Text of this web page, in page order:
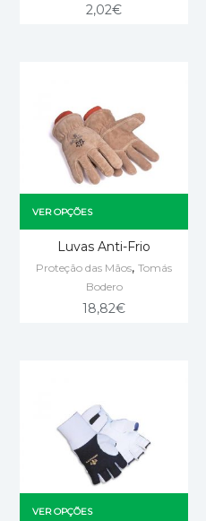
2,02€
VER OPÇÕES
Luvas Anti-Frio
Proteção das Mãos,Tomás
Bodero
18,82€
VER OPÇÕES